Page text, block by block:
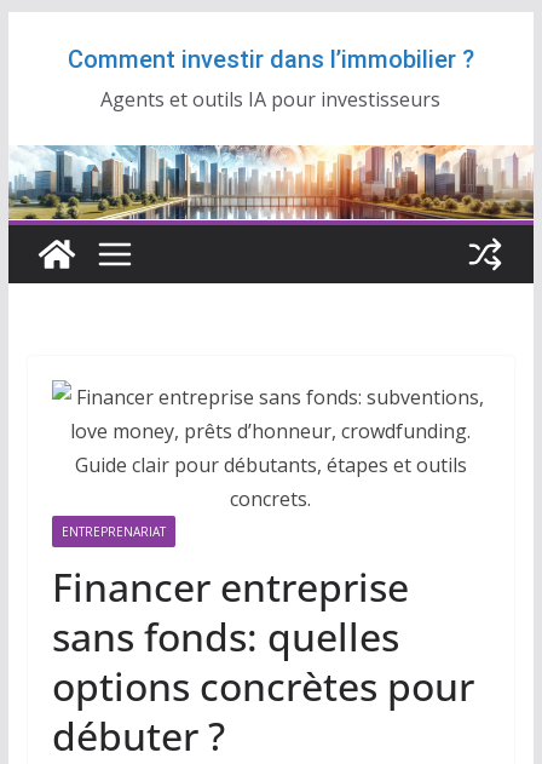
Comment investir dans l’immobilier ?
Agents et outils IA pour investisseurs
ENTREPRENARIAT
Financer entreprise
sans fonds: quelles
options concrètes pour
débuter ?